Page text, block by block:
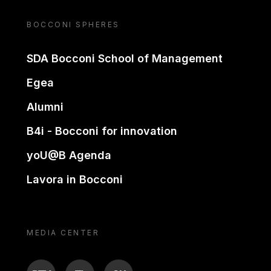
BOCCONI SPHERES
SDA Bocconi School of Management
Egea
Alumni
B4i - Bocconi for innovation
yoU@B Agenda
Lavora in Bocconi
MEDIA CENTER
BTV TL ON